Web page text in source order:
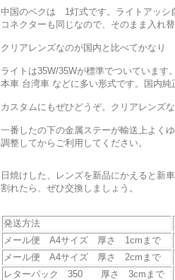
中国のベクは 1灯式です。ライトアッシ
コネクターも同じなので、そのまま入れ
クリアレンズなのが国内と比べてかなり
ライトは35W/35Wが標準でついていま
本車 台湾車 などに多い形式です。国内
カスタムにもぜひどうぞ。クリアレン
一番したの下の金属ステーが輸送上よく
調整してからご利用してください。
日焼けした、レンズを新品にかえると新
割れたら、ぜひ交換しましょう。
発送方法
メール便 A4サイズ 厚さ 1cmまで
メール便 A4サイズ 厚さ 2cmまで
レターパック 350 厚さ 3cmまで